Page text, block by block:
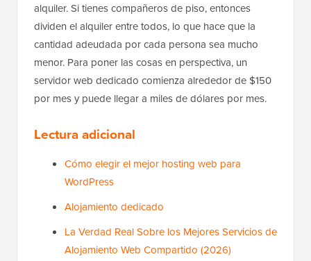
alquiler. Si tienes compañeros de piso, entonces
dividen el alquiler entre todos, lo que hace que la
cantidad adeudada por cada persona sea mucho
menor. Para poner las cosas en perspectiva, un
servidor web dedicado comienza alrededor de $150
por mes y puede llegar a miles de dólares por mes.
Lectura adicional
Cómo elegir el mejor hosting web para
WordPress
Alojamiento dedicado
La Verdad Real Sobre los Mejores Servicios de
Alojamiento Web Compartido (2026)